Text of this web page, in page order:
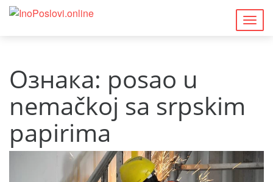
Ознака: posao u
nemačkoj sa srpskim
papirima